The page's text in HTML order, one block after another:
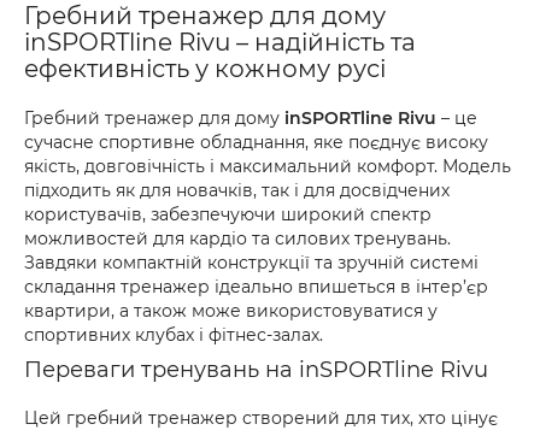
Гребний тренажер для дому
inSPORTline Rivu – надійність та
ефективність у кожному русі
Гребний тренажер для дому inSPORTline Rivu – це
сучасне спортивне обладнання, яке поєднує високу
якість, довговічність і максимальний комфорт. Модель
підходить як для новачків, так і для досвідчених
користувачів, забезпечуючи широкий спектр
можливостей для кардіо та силових тренувань.
Завдяки компактній конструкції та зручній системі
складання тренажер ідеально впишеться в інтер’єр
квартири, а також може використовуватися у
спортивних клубах і фітнес-залах.
Переваги тренувань на inSPORTline Rivu
Цей гребний тренажер створений для тих, хто цінує